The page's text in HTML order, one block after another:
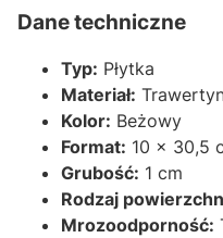
Dane techniczne
Typ: Płytka
Materiał:
Kolor: Beżowy
Format: 10 x 30,5
Grubość: 1 cm
Rodzaj
Mrozoodporność: